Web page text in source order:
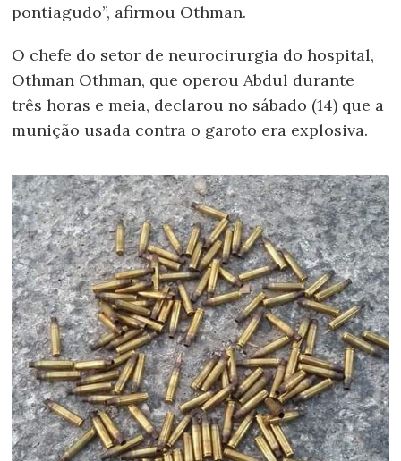
pontiagudo”, afirmou Othman.
O chefe do setor de neurocirurgia do hospital,
Othman Othman, que operou Abdul durante
três horas e meia, declarou no sábado (14) que a
munição usada contra o garoto era explosiva.